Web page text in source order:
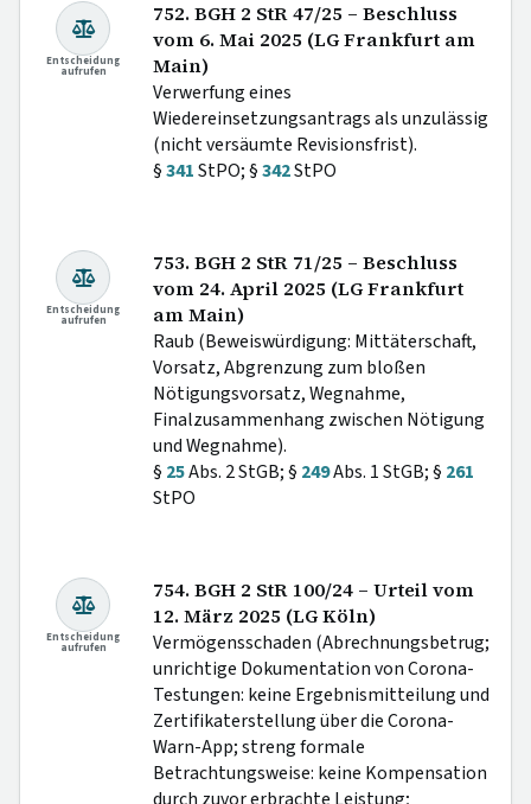
Entscheidung
aufrufen
752. BGH 2 StR 47/25 – Beschluss
vom 6. Mai 2025 (LG Frankfurt am
Main)
Verwerfung eines
Wiedereinsetzungsantrags als unzulässig
(nicht versäumte Revisionsfrist).
§341StPO; §342StPO
Entscheidung
aufrufen
753. BGH 2 StR 71/25 – Beschluss
vom 24. April 2025 (LG Frankfurt
am Main)
Raub (Beweiswürdigung: Mittäterschaft,
Vorsatz, Abgrenzung zum bloßen
Nötigungsvorsatz, Wegnahme,
Finalzusammenhang zwischen Nötigung
und Wegnahme).
§ 25Abs. 2 StGB; § 249Abs. 1 StGB; § 261
StPO
Entscheidung
aufrufen
754. BGH 2 StR 100/24 – Urteil vom
12. März 2025 (LG Köln)
Vermögensschaden (Abrechnungsbetrug;
unrichtige Dokumentation von Corona-
Testungen: keine Ergebnismitteilung und
Zertifikaterstellung über die Corona-
Warn-App; streng formale
Betrachtungsweise: keine Kompensation